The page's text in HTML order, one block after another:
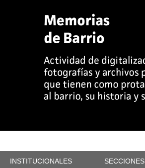
INSTITUCIONALES SECCIONES